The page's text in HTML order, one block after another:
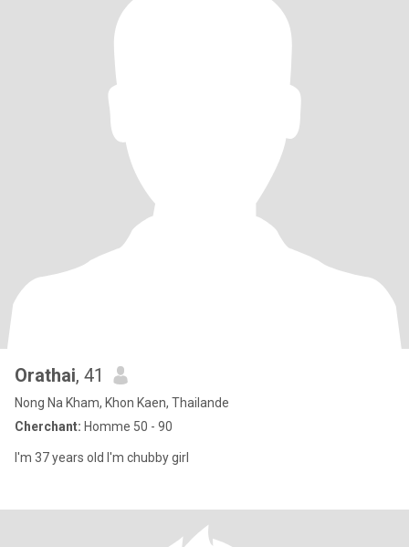
Orathai, 41
Nong Na Kham, Khon Kaen, Thailande
Cherchant: Homme 50 - 90
I'm 37 years old I'm chubby girl